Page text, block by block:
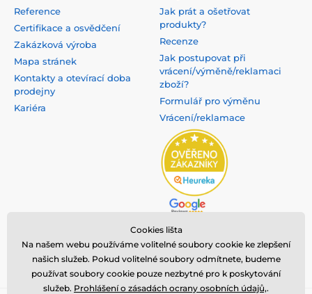
Reference
Certifikace a osvědčení
Zakázková výroba
Mapa stránek
Kontakty a otevírací doba
prodejny
Kariéra
Jak prát a ošetřovat
produkty?
Recenze
Jak postupovat při
vrácení/výměně/reklamaci
zboží?
Formulář pro výměnu
Vrácení/reklamace
Cookies lišta
Na našem webu používáme volitelné soubory cookie ke zlepšení
našich služeb. Pokud volitelné soubory odmítnete, budeme
používat soubory cookie pouze nezbytné pro k poskytování
služeb. Prohlášení o zásadách ocrany osobních údajů,.